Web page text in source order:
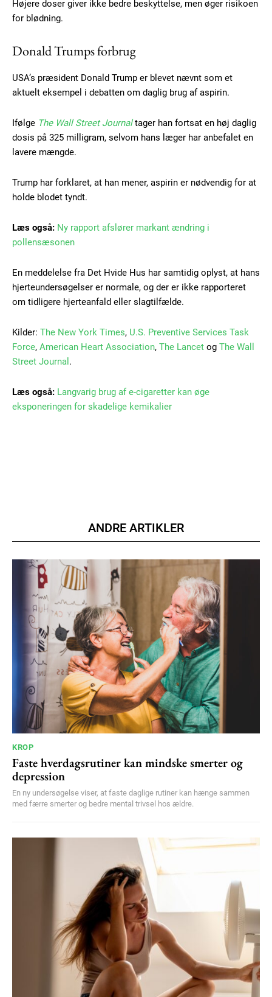
Gratis
Praesent euismod ac
Nullam eu erat condimentum
Orci varius natoque dolor
100DKK / year
Etiam est nibh, lobortis sit
Praesent euismod ac
Nullam eu erat condimentum
Donec quis est ac felis
Højere doser giver ikke bedre beskyttelse, men øger risikoen
for blødning.
Donald Trumps forbrug
USA’s præsident Donald Trump er blevet nævnt som et
aktuelt eksempel i debatten om daglig brug af aspirin.
Ifølge The Wall Street Journaltager han fortsat en høj daglig
dosis på 325 milligram, selvom hans læger har anbefalet en
lavere mængde.
Trump har forklaret, at han mener, aspirin er nødvendig for at
holde blodet tyndt.
Læs også: Ny rapport afslører markant ændring i
pollensæsonen
En meddelelse fra Det Hvide Hus har samtidig oplyst, at hans
hjerteundersøgelser er normale, og der er ikke rapporteret
om tidligere hjerteanfald eller slagtilfælde.
Kilder: The New York Times, U.S. Preventive Services Task
Force, American Heart Association, The Lancet og The Wall
Street Journal .
Læs også: Langvarig brug af e-cigaretter kan øge
eksponeringen for skadelige kemikalier
ANDRE ARTIKLER
KROP
Faste hverdagsrutiner kan mindske smerter og
depression
En ny undersøgelse viser, at faste daglige rutiner kan hænge sammen
med færre smerter og bedre mental trivsel hos ældre.